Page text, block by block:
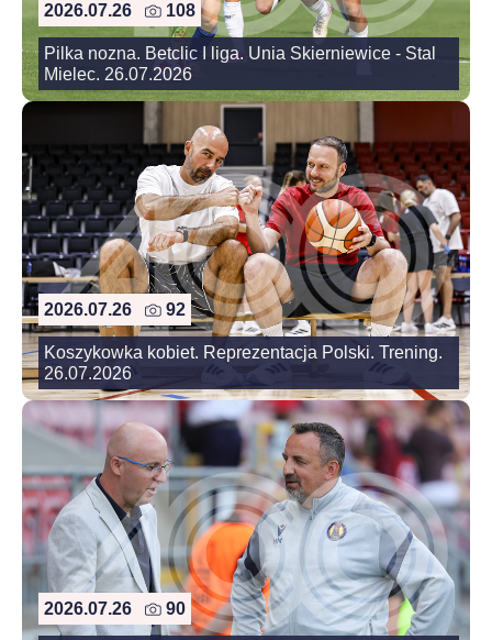
2026.07.26 108
Pilka nozna. Betclic I liga. Unia Skierniewice - Stal
Mielec. 26.07.2026
2026.07.26 92
Koszykowka kobiet. Reprezentacja Polski. Trening.
26.07.2026
2026.07.26 90